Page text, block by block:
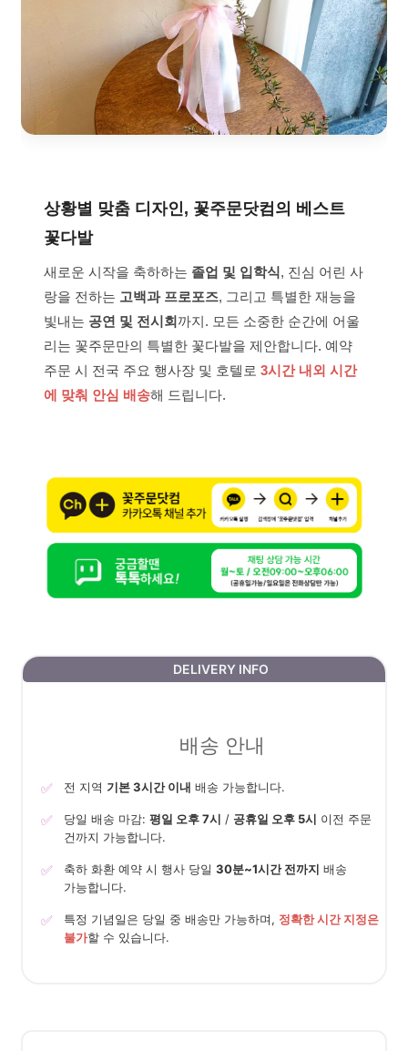
상황별 맞춤 디자인, 꽃주문닷컴의 베스트
꽃다발
새로운 시작을 축하하는 졸업 및 입학식, 진심 어린 사
랑을 전하는 고백과 프로포즈, 그리고 특별한 재능을
빛내는 공연 및 전시회까지. 모든 소중한 순간에 어울
리는 꽃주문만의 특별한 꽃다발을 제안합니다. 예약
주문 시 전국 주요 행사장 및 호텔로 3시간 내외 시간
에 맞춰 안심 배송해 드립니다.
DELIVERY INFO
배송 안내
✅ 전 지역 기본 3시간 이내 배송 가능합니다.
✅ 당일 배송 마감: 평일 오후 7시 / 공휴일 오후 5시 이전 주문
건까지 가능합니다.
✅ 축하 화환 예약 시 행사 당일 30분~1시간 전까지 배송
가능합니다.
✅ 특정 기념일은 당일 중 배송만 가능하며, 정확한 시간 지정은
불가할 수 있습니다.